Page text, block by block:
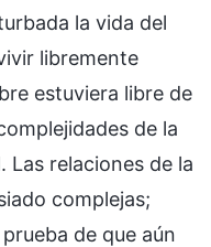
la vida del
libremente
estuviera libre de
de la
Las relaciones de la
complejas;
de que aún